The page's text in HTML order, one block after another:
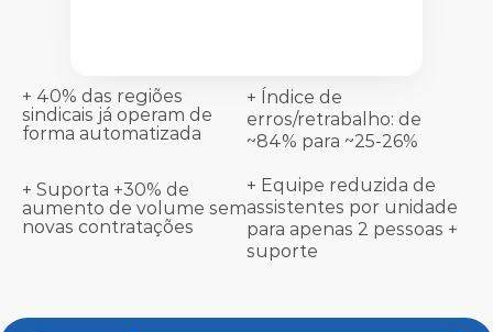
+ 40% das regiões
sindicais já operam de
forma automatizada
+ Suporta +30% de
aumento de volume sem
novas contratações
+ Índice de
erros/retrabalho: de
~84% para ~25-26%
+ Equipe reduzida de
assistentes por unidade
para apenas 2 pessoas +
suporte